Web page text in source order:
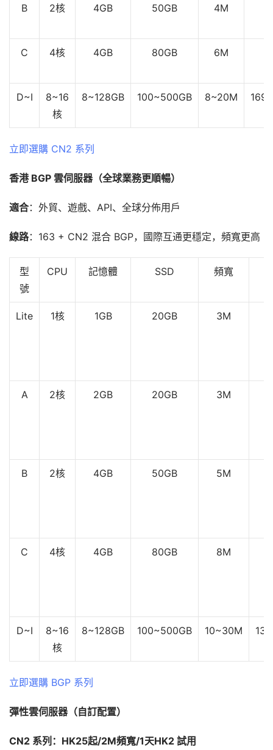
B 2核 4GB 50GB 4M
C 4核 4GB 80GB 6M
D~I
8~16
核
8~128GB 100~500GB 8~20M
立即選購 CN2 系列
香港 BGP 雲伺服器（全球業務更順暢）
適合：外貿、遊戲、API、全球分佈用戶
線路：163 + CN2 混合 BGP，國際互通更穩定，頻寬更高
型
號
CPU 記憶體 SSD 頻寬
Lite 1核 1GB 20GB 3M
A 2核 2GB 20GB 3M
B 2核 4GB 50GB 5M
C 4核 4GB 80GB 8M
D~I
8~16
核
8~128GB 100~500GB 10~30M
立即選購 BGP 系列
彈性雲伺服器（自訂配置）
CN2 系列：HK25起/2M頻寬/1天HK2 試用